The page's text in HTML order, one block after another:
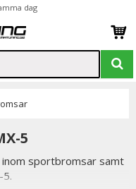
dag
5
sportbromsar samt